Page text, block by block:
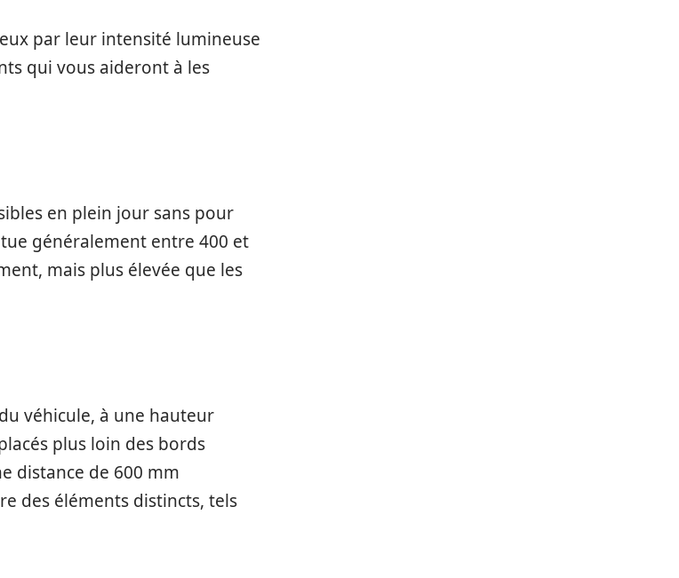
par leur intensité lumineuse
qui vous aideront à les
en plein jour sans pour
généralement entre 400 et
mais plus élevée que les
véhicule, à une hauteur
plus loin des bords
distance de 600 mm
des éléments distincts, tels